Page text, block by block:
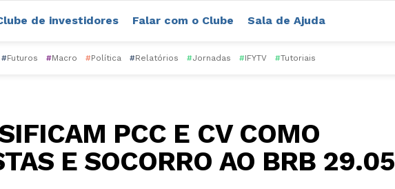
de investidores Falar com o Clube Sala de Ajuda
#Futuros #Macro #Política #Relatórios #Jornadas #IFYTV #Tutoriais
PCC E CV COMO
E SOCORRO AO BRB 29.05